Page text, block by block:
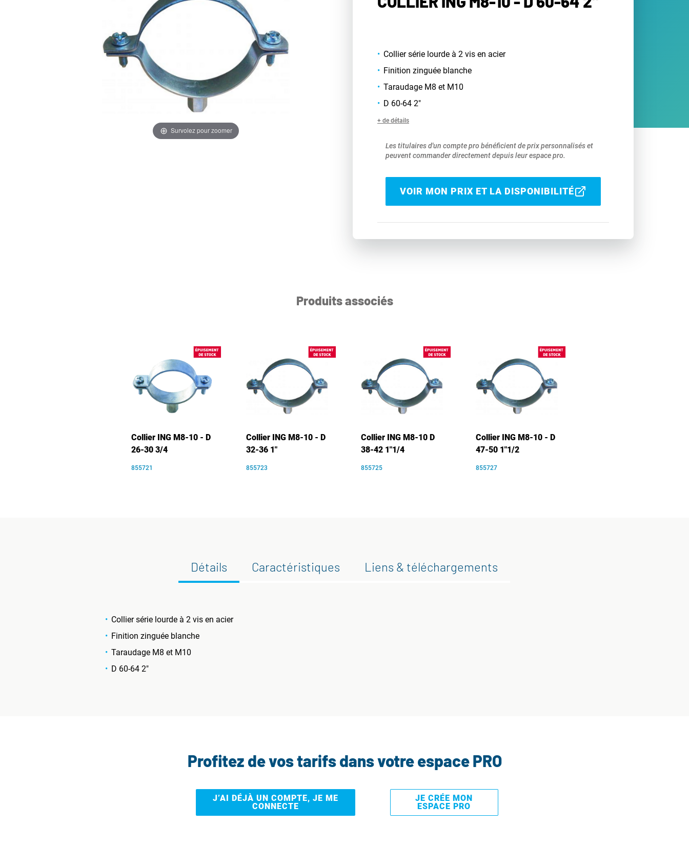
Survolez pour zoomer
Collier série lourde à 2 vis en acier
Finition zinguée blanche
Taraudage M8 et M10
D 60-64 2"
+ de détails
Les titulaires d'un compte pro bénéficient de prix personnalisés et
peuvent commander directement depuis leur espace pro.
VOIR MON PRIX ET LA DISPONIBILITÉ
Produits associés
Collier ING M8-10 - D
26-30 3/4
855721
Collier ING M8-10 - D
32-36 1"
855723
Collier ING M8-10 D
38-42 1"1/4
855725
Collier ING M8-10 - D
47-50 1"1/2
855727
Détails Caractéristiques Liens & téléchargements
Collier série lourde à 2 vis en acier
Finition zinguée blanche
Taraudage M8 et M10
D 60-64 2"
Profitez de vos tarifs dans votre espace PRO
J’AI DÉJÀ UN COMPTE, JE ME
CONNECTE
JE CRÉE MON
ESPACE PRO